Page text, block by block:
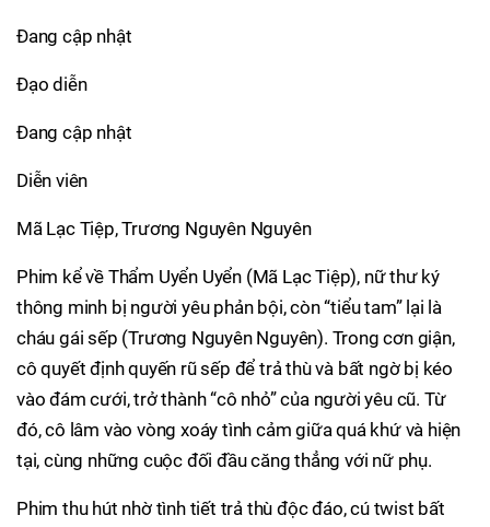
Đang cập nhật
Đạo diễn
Đang cập nhật
Diễn viên
Mã Lạc Tiệp, Trương Nguyên Nguyên
Phim kể về Thẩm Uyển Uyển (Mã Lạc Tiệp), nữ thư ký
thông minh bị người yêu phản bội, còn “tiểu tam” lại là
cháu gái sếp (Trương Nguyên Nguyên). Trong cơn giận,
cô quyết định quyến rũ sếp để trả thù và bất ngờ bị kéo
vào đám cưới, trở thành “cô nhỏ” của người yêu cũ. Từ
đó, cô lâm vào vòng xoáy tình cảm giữa quá khứ và hiện
tại, cùng những cuộc đối đầu căng thẳng với nữ phụ.
Phim thu hút nhờ tình tiết trả thù độc đáo, cú twist bất